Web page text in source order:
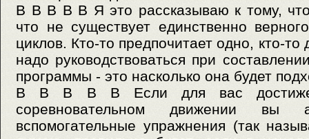
В В В В В Я это рассказываю к тому,
что не существует единственно
циклов. Кто-то предпочитает одно, кто-то
надо руководствоваться при
программы - это насколько она будет
В В В В В Если для вас
соревновательном движении вы
вспомогательные упражнения (так